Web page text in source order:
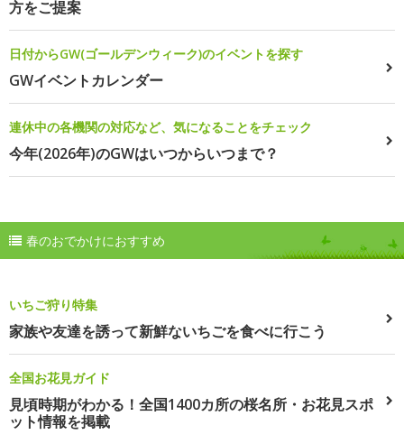
方をご提案
日付からGW(ゴールデンウィーク)のイベントを探す
GWイベントカレンダー
連休中の各機関の対応など、気になることをチェック
今年(2026年)のGWはいつからいつまで？
春のおでかけにおすすめ
いちご狩り特集
家族や友達を誘って新鮮ないちごを食べに行こう
全国お花見ガイド
見頃時期がわかる！全国1400カ所の桜名所・お花見スポ
ット情報を掲載